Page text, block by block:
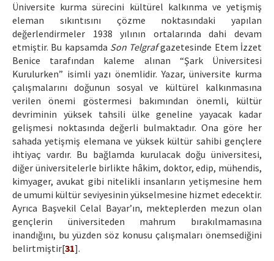
Üniversite kurma sürecini kültürel kalkınma ve yetişmiş
eleman sıkıntısını çözme noktasındaki yapılan
değerlendirmeler 1938 yılının ortalarında dahi devam
etmiştir. Bu kapsamda Son Telgrafgazetesinde Etem İzzet
Benice tarafından kaleme alınan “Şark Üniversitesi
Kurulurken” isimli yazı önemlidir. Yazar, üniversite kurma
çalışmalarını doğunun sosyal ve kültürel kalkınmasına
verilen önemi göstermesi bakımından önemli, kültür
devriminin yüksek tahsili ülke geneline yayacak kadar
gelişmesi noktasında değerli bulmaktadır. Ona göre her
sahada yetişmiş elemana ve yüksek kültür sahibi gençlere
ihtiyaç vardır. Bu bağlamda kurulacak doğu üniversitesi,
diğer üniversitelerle birlikte hâkim, doktor, edip, mühendis,
kimyager, avukat gibi nitelikli insanların yetişmesine hem
de umumi kültür seviyesinin yükselmesine hizmet edecektir.
Ayrıca Başvekil Celal Bayar’ın, mekteplerden mezun olan
gençlerin üniversiteden mahrum bırakılmamasına
inandığını, bu yüzden söz konusu çalışmaları önemsediğini
belirtmiştir[31].